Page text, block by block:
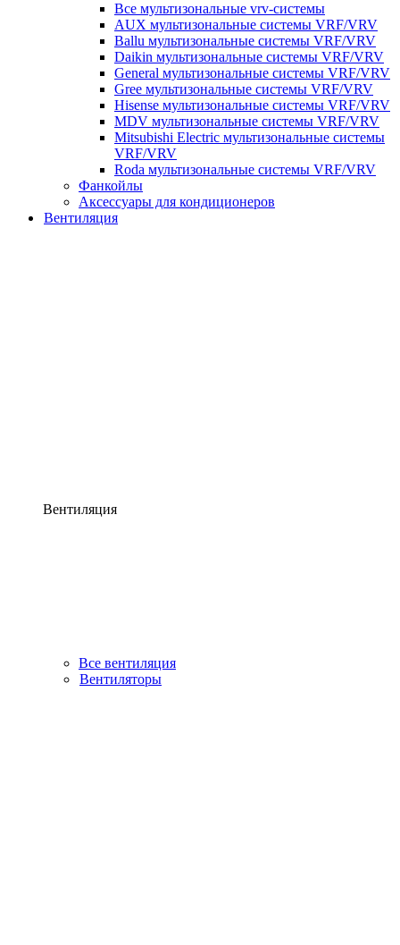
Все мультизональные vrv-системы
AUX мультизональные системы VRF/VRV
Ballu мультизональные системы VRF/VRV
Daikin мультизональные системы VRF/VRV
General мультизональные системы VRF/VRV
Gree мультизональные системы VRF/VRV
Hisense мультизональные системы VRF/VRV
MDV мультизональные системы VRF/VRV
Mitsubishi Electric мультизональные системы
VRF/VRV
Roda мультизональные системы VRF/VRV
Фанкойлы
Аксессуары для кондиционеров
Вентиляция
Вентиляция
Все вентиляция
Вентиляторы